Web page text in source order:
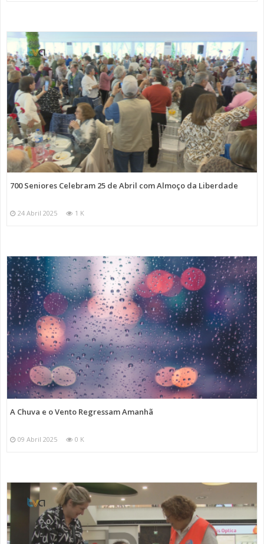
700 Seniores Celebram 25 de Abril com Almoço da Liberdade
24 Abril 2025 1 K
A Chuva e o Vento Regressam Amanhã
09 Abril 2025 0 K